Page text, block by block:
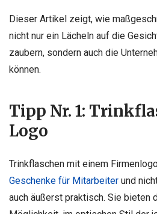
Dieser Artikel zeigt, wie
nicht nur ein Lächeln auf die
zaubern, sondern auch die
können.
Tipp Nr. 1:
Logo
Trinkflaschen mit einem
Geschenke für Mitarbeiter und
auch äußerst praktisch. Sie bieten